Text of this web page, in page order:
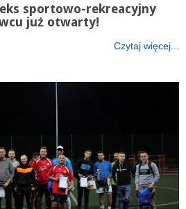
sportowo-rekreacyjny
już otwarty!
Czytaj więcej...